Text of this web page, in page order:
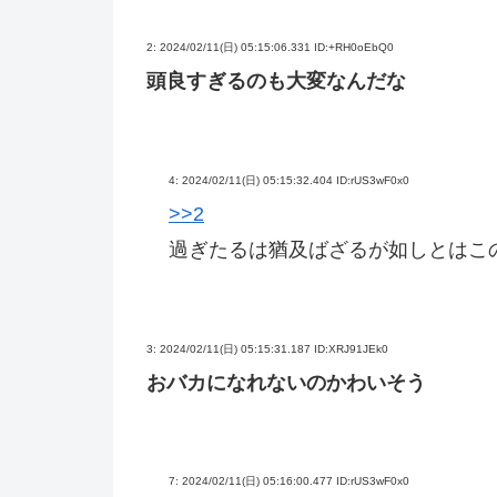
2: 2024/02/11(日) 05:15:06.331 ID:+RH0oEbQ0
頭良すぎるのも大変なんだな
4: 2024/02/11(日) 05:15:32.404 ID:rUS3wF0x0
>>2
過ぎたるは猶及ばざるが如しとはこ
3: 2024/02/11(日) 05:15:31.187 ID:XRJ91JEk0
おバカになれないのかわいそう
7: 2024/02/11(日) 05:16:00.477 ID:rUS3wF0x0